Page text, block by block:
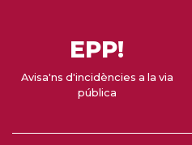
EPP!
Avisa'ns d'incidències a la via
pública